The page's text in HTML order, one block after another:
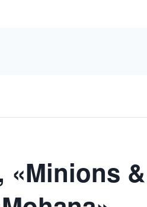
«Minions &